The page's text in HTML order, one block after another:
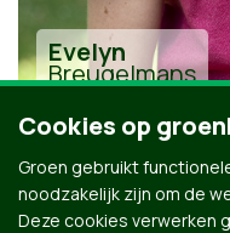
Evelyn
Breugelmans
Cookies op
Groen gebruikt
noodzakelijk zijn om de
Deze cookies verwerken